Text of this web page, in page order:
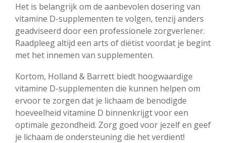
Het is belangrijk om de aanbevolen dosering van
vitamine D-supplementen te volgen, tenzij anders
geadviseerd door een professionele zorgverlener.
Raadpleeg altijd een arts of diëtist voordat je begint
met het innemen van supplementen.
Kortom, Holland & Barrett biedt hoogwaardige
vitamine D-supplementen die kunnen helpen om
ervoor te zorgen dat je lichaam de benodigde
hoeveelheid vitamine D binnenkrijgt voor een
optimale gezondheid. Zorg goed voor jezelf en geef
je lichaam de ondersteuning die het verdient!